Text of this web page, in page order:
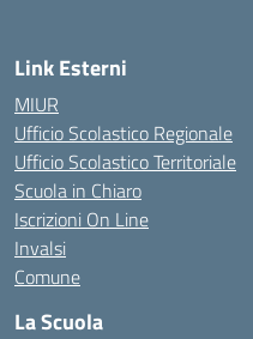
Link Esterni
MIUR
Ufficio Scolastico Regionale
Ufficio Scolastico Territoriale
Scuola in Chiaro
Iscrizioni On Line
Invalsi
Comune
La Scuola